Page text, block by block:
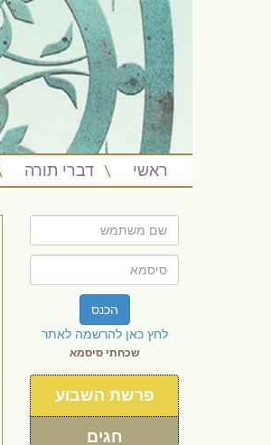
ראשי דברי תורה
הכנס
לחץ כאן להרשמה לאתר
שכחתי סיסמא
פרשת השבוע
חגים